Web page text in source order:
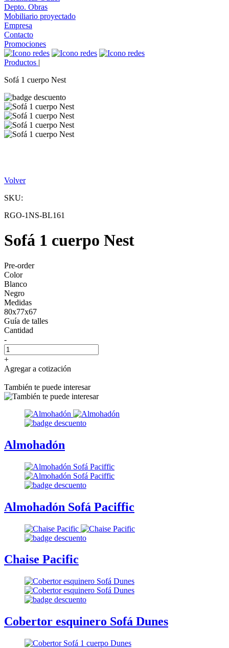
Depto. Obras
Mobiliario proyectado
Empresa
Contacto
Promociones
Productos |
Sofá 1 cuerpo Nest
Volver
SKU:
RGO-1NS-BL161
Sofá 1 cuerpo Nest
Pre-order
Color
Blanco
Negro
Medidas
80x77x67
Guía de talles
Cantidad
-
+
Agregar a cotización
También te puede interesar
Almohadón
Almohadón Sofá Paciffic
Chaise Pacific
Cobertor esquinero Sofá Dunes